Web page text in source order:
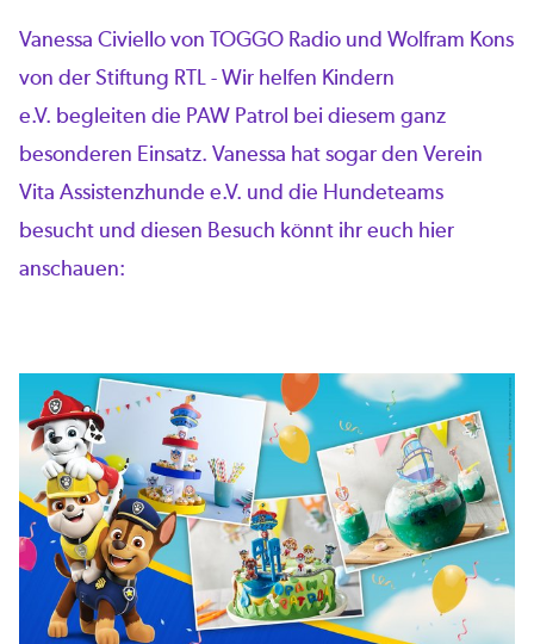
Vanessa Civiello von TOGGO Radio und Wolfram Kons
von der Stiftung RTL - Wir helfen Kindern
e.V. begleiten die PAW Patrol bei diesem ganz
besonderen Einsatz. Vanessa hat sogar den Verein
Vita Assistenzhunde e.V. und die Hundeteams
besucht und diesen Besuch könnt ihr euch hier
anschauen: